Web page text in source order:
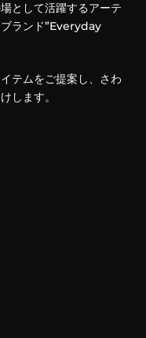
として活躍するアーテ
ブランド”Everyday
テムをご提案し、さわ
します。